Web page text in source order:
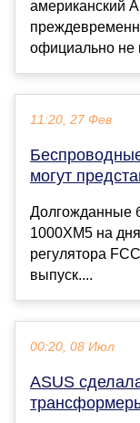
американский
официально не
11:20, 27 Фев
могут
Долгожданные
1000XM5 на
регулятора
выпуск....
00:20, 08 Июл
ASUS